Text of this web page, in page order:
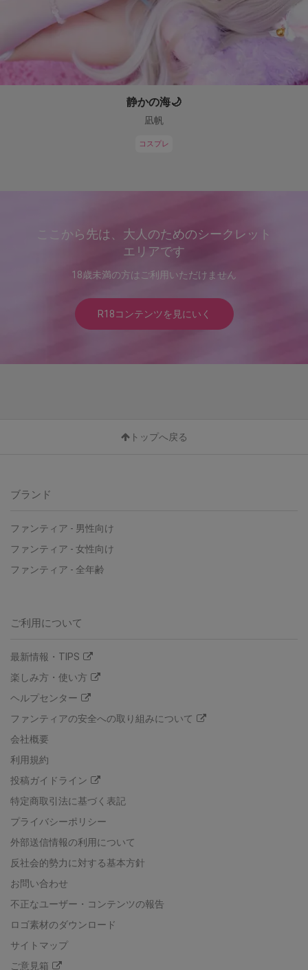
静かの海🌙
凪帆
コスプレ
ここから先は、大人のためのシークレット
エリアです
18歳未満の方はご利用いただけません
R18コンテンツを見にいく
トップへ戻る
ブランド
ファンティア - 男性向け
ファンティア - 女性向け
ファンティア - 全年齢
ご利用について
最新情報・TIPS
楽しみ方・使い方
ヘルプセンター
ファンティアの安全への取り組みについて
会社概要
利用規約
投稿ガイドライン
特定商取引法に基づく表記
プライバシーポリシー
外部送信情報の利用について
反社会的勢力に対する基本方針
お問い合わせ
不正なユーザー・コンテンツの報告
ロゴ素材のダウンロード
サイトマップ
ご意見箱